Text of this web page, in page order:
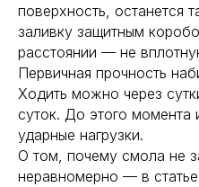
поверхность, останется
заливку защитным
расстоянии — не
Первичная прочность
Ходить можно через
суток. До этого момента
ударные нагрузки.
О том, почему смола не
неравномерно — в статье